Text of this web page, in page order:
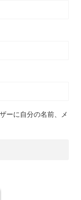
ーに自分の名前、メ